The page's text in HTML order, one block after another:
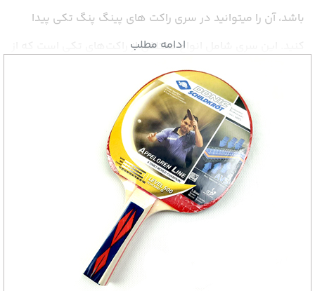
باشد، آن را میتوانید در سری راکت های پینگ پنگ تکی پیدا
کنید. این سری شامل انواع مختلفی از راکت‌های تکی است که از
برندهای معتبر و با کیفیت بالا انتخاب شده‌اند و برای هر سلیقه
و نیازی گزینه ای مناسب در اختیار بازیکن های سطوح مختلف
این ورزش می گذارند.
از مدل های مناسب برای مبتدیان گرفته تا راکت های حرفه ای با
دسته و رویه های پیشرفته، کنترل بالا و سرعت دقیق، همه در
این مجموعه قرار دارند. راکت‌های این سری برای کسانی که به
صورت حرفه ای یا حتی تفریحی بازی می کنند، انتخابی کاربردی و
ادامه مطلب